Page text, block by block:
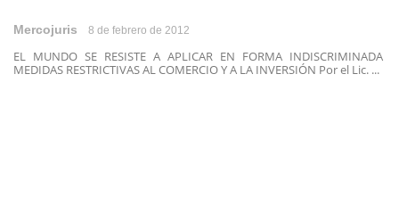
Mercojuris 8 de febrero de 2012
EL MUNDO SE RESISTE A APLICAR EN FORMA INDISCRIMINADA
MEDIDAS RESTRICTIVAS AL COMERCIO Y A LA INVERSIÓN Por el Lic. ...